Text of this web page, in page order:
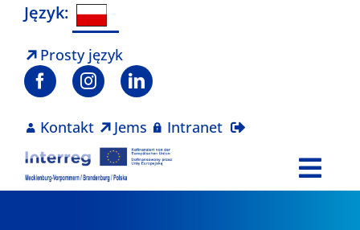
Skip
content
Język:
Prosty język
Kontakt Jems Intranet